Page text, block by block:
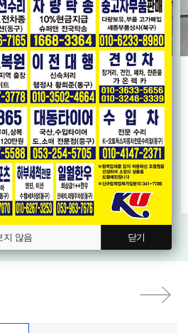
지 않음 닫기
즈 LPi 렌터카 모던
모델 * 내비게이션,후방카메라 *
1,100만원